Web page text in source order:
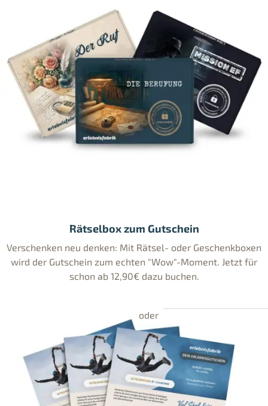
Rätselbox zum Gutschein
Verschenken neu denken: Mit Rätsel- oder Geschenkboxen
wird der Gutschein zum echten "Wow"-Moment. Jetzt für
schon ab 12,90€ dazu buchen.